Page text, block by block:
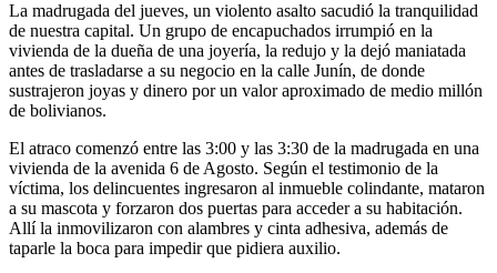
La madrugada del jueves, un violento asalto sacudió la tranquilidad
de nuestra capital. Un grupo de encapuchados irrumpió en la
vivienda de la dueña de una joyería, la redujo y la dejó maniatada
antes de trasladarse a su negocio en la calle Junín, de donde
sustrajeron joyas y dinero por un valor aproximado de medio millón
de bolivianos.
El atraco comenzó entre las 3:00 y las 3:30 de la madrugada en una
vivienda de la avenida 6 de Agosto. Según el testimonio de la
víctima, los delincuentes ingresaron al inmueble colindante, mataron
a su mascota y forzaron dos puertas para acceder a su habitación.
Allí la inmovilizaron con alambres y cinta adhesiva, además de
taparle la boca para impedir que pidiera auxilio.